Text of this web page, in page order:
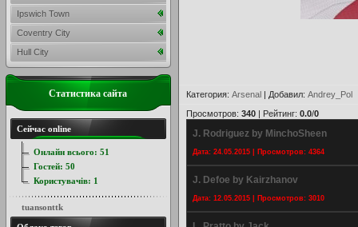
Категория: Arsenal | Добавил: Andrey_Pol
Просмотров: 340 | Рейтинг: 0.0/0
J. Rodriguez by MinchoSheen
Дата: 24.05.2015 | Просмотров: 4364
J. Defoe by Kairzhanov
Дата: 12.05.2015 | Просмотров: 3010
Ipswich Town
Coventry City
Hull City
Статистика сайта
Сейчас online
Онлайн всього: 51
Гостей: 50
Користувачів: 1
tuansonttk